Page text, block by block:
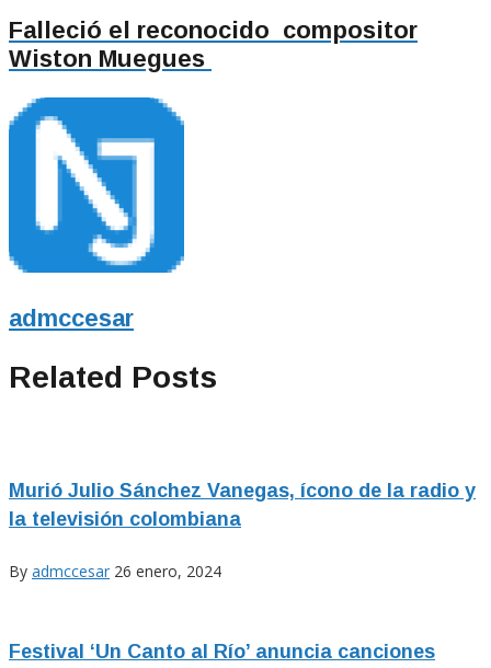
Falleció el reconocido compositor
Wiston Muegues
admccesar
Related Posts
Murió Julio Sánchez Vanegas, ícono de la radio y
la televisión colombiana
By admccesar 26 enero, 2024
Festival ‘Un Canto al Río’ anuncia canciones